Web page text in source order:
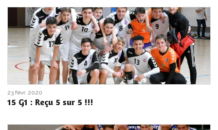
23 févr. 2020
15 G1 : Reçu 5 sur 5 !!!